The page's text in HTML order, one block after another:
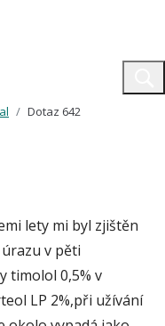
Dotaz 642
lety mi byl zjištěn
v pěti
timolol 0,5% v
LP 2%,při užívání